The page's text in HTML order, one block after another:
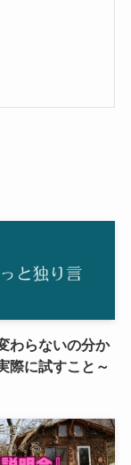
わらないの分か
に試すこと～